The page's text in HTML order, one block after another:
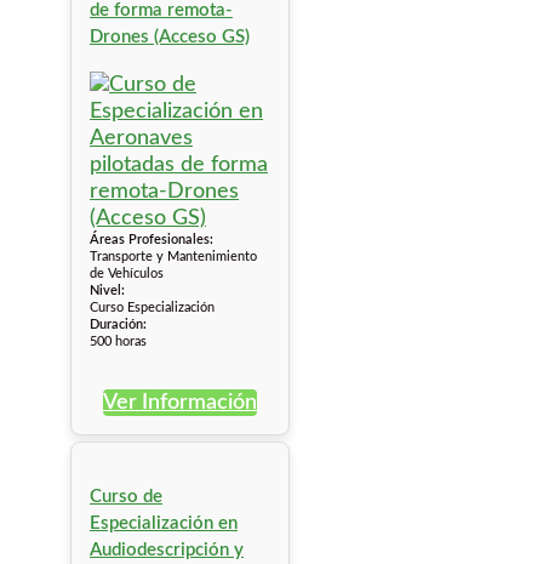
de forma remota-
Drones (Acceso GS)
Áreas Profesionales:
Transporte y Mantenimiento
de Vehículos
Nivel:
Curso Especialización
Duración:
500 horas
Ver Información
Curso de
Especialización en
Audiodescripción y